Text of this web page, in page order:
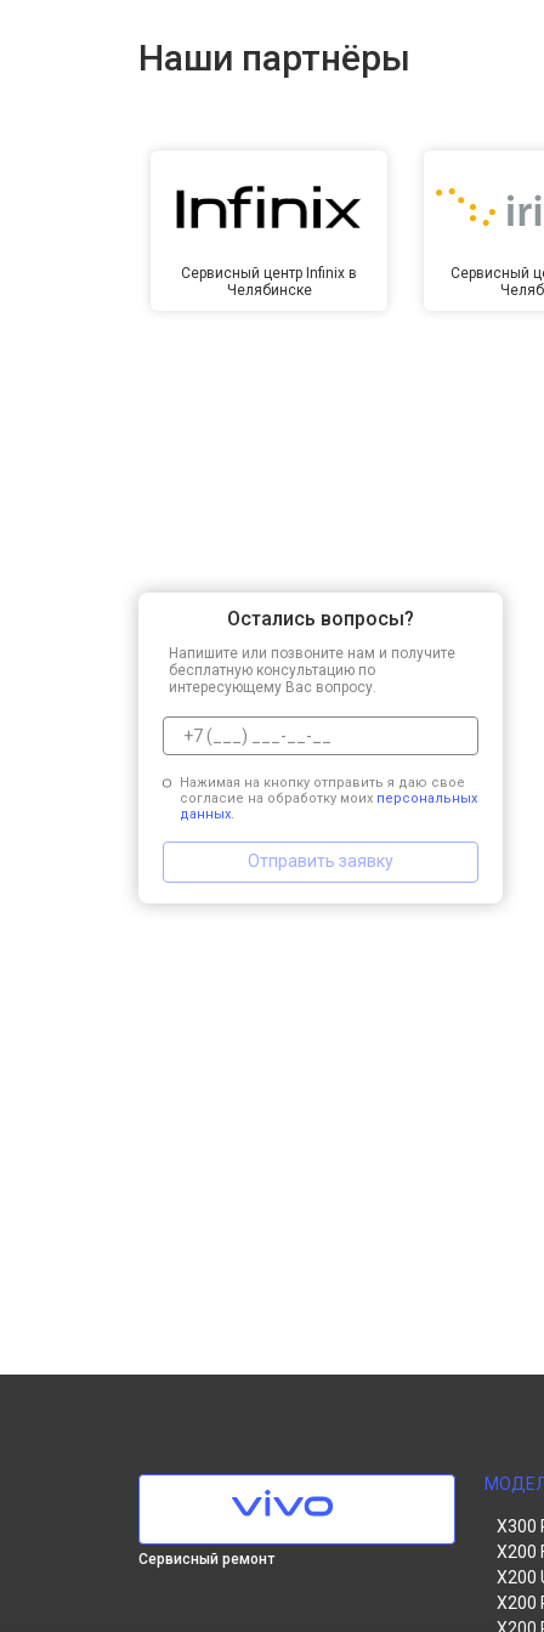
Наши партнёры
Сервисный центр Infinix в
Челябинске
Сервисный
Остались вопросы?
Напишите или позвоните нам и получите
бесплатную консультацию по
интересующему Вас вопросу.
Нажимая на кнопку отправить я даю свое
согласие на обработку моих персональных
данных.
Отправить заявку
Сервисный ремонт
X300
X200
X200
X200